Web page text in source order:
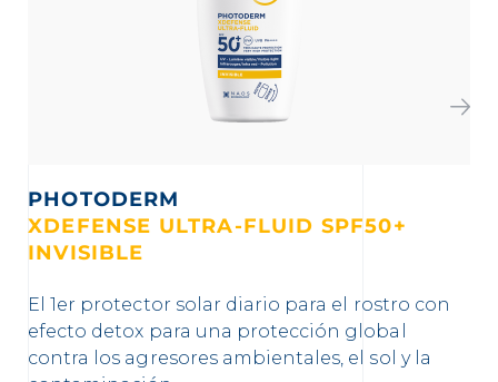
PHOTODERM
XDEFENSE ULTRA-FLUID SPF50+
INVISIBLE
El 1er protector solar diario para el rostro con
efecto detox para una protección global
contra los agresores ambientales, el sol y la